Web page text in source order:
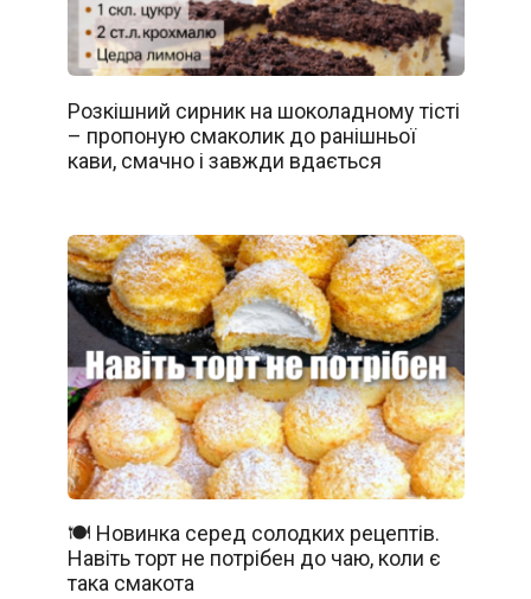
Розкішний сирник на шоколадному тісті
– пропоную смаколик до ранішньої
кави, смачно і завжди вдається
🍽️ Новинка серед солодких рецептів.
Навіть торт не потрібен до чаю, коли є
така смакота